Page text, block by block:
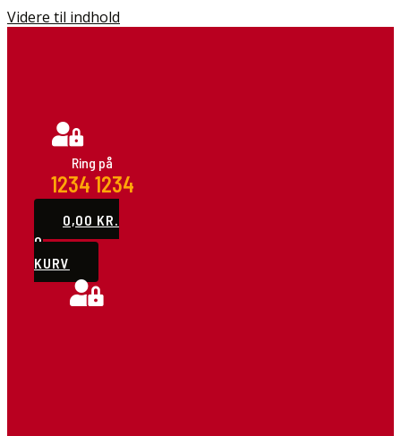
Videre til indhold
Ring på
1234 1234
0,00 KR.
0
KURV
DET BEDSTE